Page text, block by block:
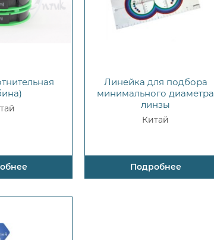
Линейка для подбора
минимального диаметра
линзы
Китай
Подробнее